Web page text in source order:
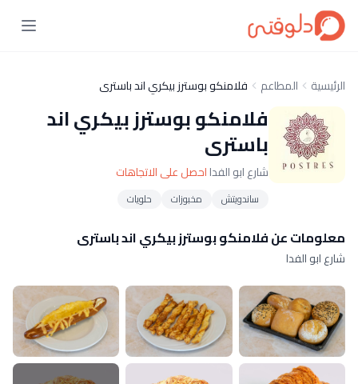
الرئيسية المطاعم فلامنكو بوسترز بيكري اند باسترى
فلامنكو بوسترز بيكري اند
باسترى
شارع ابو الفدااحصل على الاتجاهات
ساندويتش مخبوزات حلويات
معلومات عن فلامنكو بوسترز بيكري اند باسترى
شارع ابو الفدا